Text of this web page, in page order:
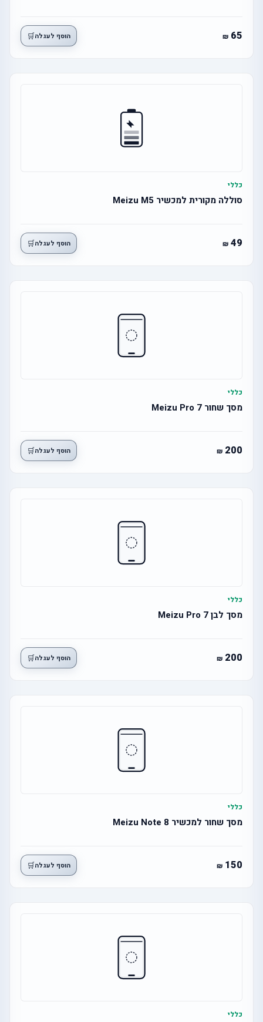
65 הוסף לעגלה🛒
כללי
סוללה מקורית למכשיר Meizu M5
49 הוסף לעגלה🛒
כללי
מסך שחור Meizu Pro 7
200 הוסף לעגלה🛒
כללי
מסך לבן Meizu Pro 7
200 הוסף לעגלה🛒
כללי
מסך שחור למכשיר 8 Meizu Note
150 הוסף לעגלה🛒
כללי